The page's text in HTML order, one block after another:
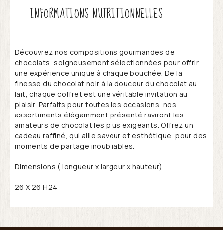
INFORMATIONS NUTRITIONNELLES
Découvrez nos compositions gourmandes de
chocolats, soigneusement sélectionnées pour offrir
une expérience unique à chaque bouchée. De la
finesse du chocolat noir à la douceur du chocolat au
lait, chaque coffret est une véritable invitation au
plaisir. Parfaits pour toutes les occasions, nos
assortiments élégamment présenté raviront les
amateurs de chocolat les plus exigeants. Offrez un
cadeau raffiné, qui allie saveur et esthétique, pour des
moments de partage inoubliables.
Dimensions ( longueur x largeur x hauteur)
26 X 26 H24